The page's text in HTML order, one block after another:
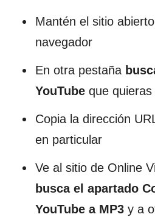
Mantén el sitio
navegador
En otra pestaña
YouTube que
Copia la dirección
en particular
Ve al sitio de Online
busca el apartado
YouTube a MP3 y a